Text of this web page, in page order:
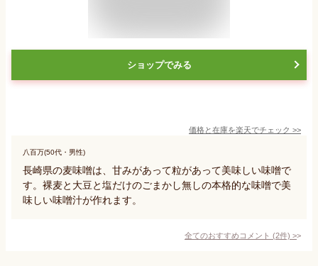
ショップでみる
価格と在庫を楽天でチェック >>
八百万(50代・男性)
長崎県の麦味噌は、甘みがあって粒があって美味しい味噌で
す。裸麦と大豆と塩だけのごまかし無しの本格的な味噌で美
味しい味噌汁が作れます。
全てのおすすめコメント (2件) >